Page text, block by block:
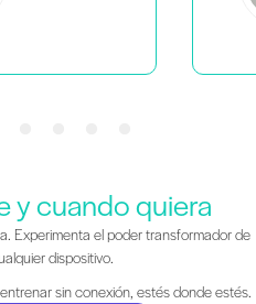
y cuando quiera
Experimenta el poder transformador de
dispositivo.
sin conexión, estés donde estés.